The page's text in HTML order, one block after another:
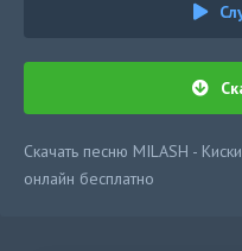
Скачать песню MILASH -
онлайн бесплатно